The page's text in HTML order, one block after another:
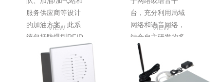
服务供应商等设计
的加油方案。此系
统包括防爆型RFID
识别传感器、无线
接收分站及抗...
VIEW
台，充分利用局域
网络和语音网络，
结合自主研发的多
项数字音频技术，
系统产品可广泛...
VIEW